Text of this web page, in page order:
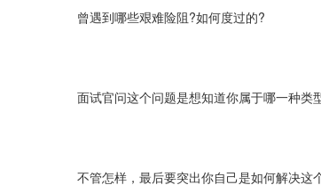
曾遇到哪些艰难险阻?如何度过的?
面试官问这个问题是想知道你属于哪一种类
不管怎样，最后要突出你自己是如何解决这